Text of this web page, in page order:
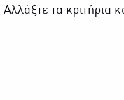
Αλλάξτε τα κριτήρια